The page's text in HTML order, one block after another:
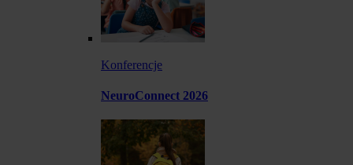
Konferencje
NeuroConnect 2026